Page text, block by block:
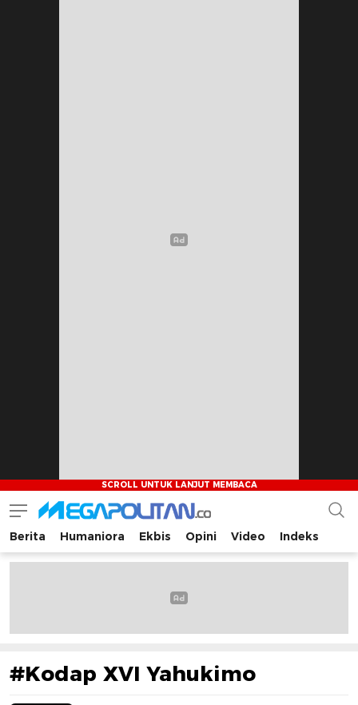
Megapolitan.co
Menyajikan berita-berita fakta bagi pembaca
Berita Humaniora Ekbis Opini Video Indeks
#Kodap XVI Yahukimo